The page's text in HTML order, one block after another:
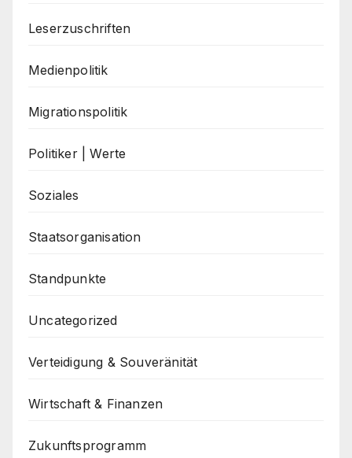
Leserzuschriften
Medienpolitik
Migrationspolitik
Politiker | Werte
Soziales
Staatsorganisation
Standpunkte
Uncategorized
Verteidigung & Souveränität
Wirtschaft & Finanzen
Zukunftsprogramm